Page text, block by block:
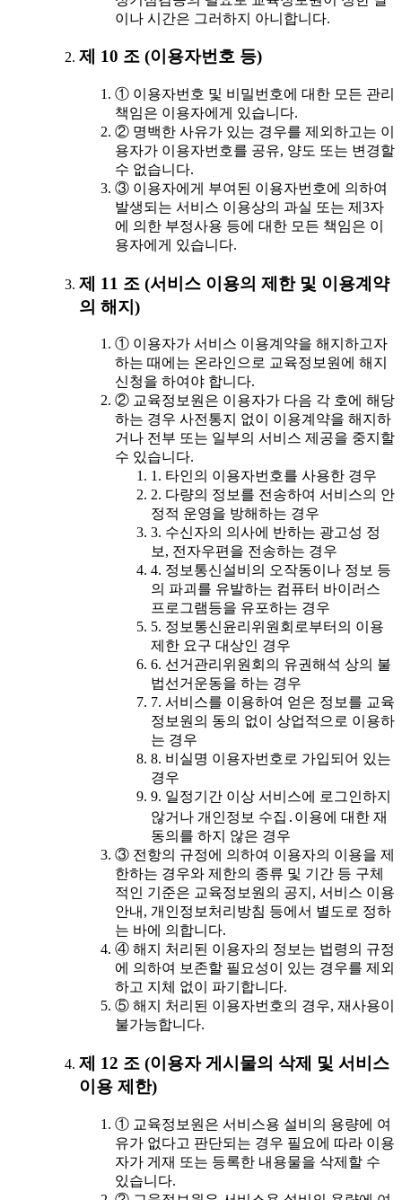
이나 시간은 그러하지 아니합니다.
제 10 조 (이용자번호 등)
① 이용자번호 및 비밀번호에 대한 모든 관리
책임은 이용자에게 있습니다.
② 명백한 사유가 있는 경우를 제외하고는 이
용자가 이용자번호를 공유, 양도 또는 변경할
수 없습니다.
③ 이용자에게 부여된 이용자번호에 의하여
발생되는 서비스 이용상의 과실 또는 제3자
에 의한 부정사용 등에 대한 모든 책임은 이
용자에게 있습니다.
제 11 조 (서비스 이용의 제한 및 이용계약
의 해지)
① 이용자가 서비스 이용계약을 해지하고자
하는 때에는 온라인으로 교육정보원에 해지
신청을 하여야 합니다.
② 교육정보원은 이용자가 다음 각 호에 해당
하는 경우 사전통지 없이 이용계약을 해지하
거나 전부 또는 일부의 서비스 제공을 중지할
수 있습니다.
1. 타인의 이용자번호를 사용한 경우
2. 다량의 정보를 전송하여 서비스의 안
정적 운영을 방해하는 경우
3. 수신자의 의사에 반하는 광고성 정
보, 전자우편을 전송하는 경우
4. 정보통신설비의 오작동이나 정보 등
의 파괴를 유발하는 컴퓨터 바이러스
프로그램등을 유포하는 경우
5. 정보통신윤리위원회로부터의 이용
제한 요구 대상인 경우
6. 선거관리위원회의 유권해석 상의 불
법선거운동을 하는 경우
7. 서비스를 이용하여 얻은 정보를 교육
정보원의 동의 없이 상업적으로 이용하
는 경우
8. 비실명 이용자번호로 가입되어 있는
경우
9. 일정기간 이상 서비스에 로그인하지
않거나 개인정보 수집․이용에 대한 재
동의를 하지 않은 경우
③ 전항의 규정에 의하여 이용자의 이용을 제
한하는 경우와 제한의 종류 및 기간 등 구체
적인 기준은 교육정보원의 공지, 서비스 이용
안내, 개인정보처리방침 등에서 별도로 정하
는 바에 의합니다.
④ 해지 처리된 이용자의 정보는 법령의 규정
에 의하여 보존할 필요성이 있는 경우를 제외
하고 지체 없이 파기합니다.
⑤ 해지 처리된 이용자번호의 경우, 재사용이
불가능합니다.
제 12 조 (이용자 게시물의 삭제 및 서비스
이용 제한)
① 교육정보원은 서비스용 설비의 용량에 여
유가 없다고 판단되는 경우 필요에 따라 이용
자가 게재 또는 등록한 내용물을 삭제할 수
있습니다.